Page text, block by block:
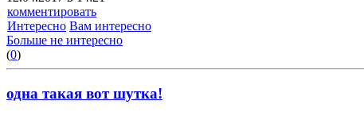
комментировать
Интересно Вам интересно
Больше не интересно
(0)
одна такая вот шутка!